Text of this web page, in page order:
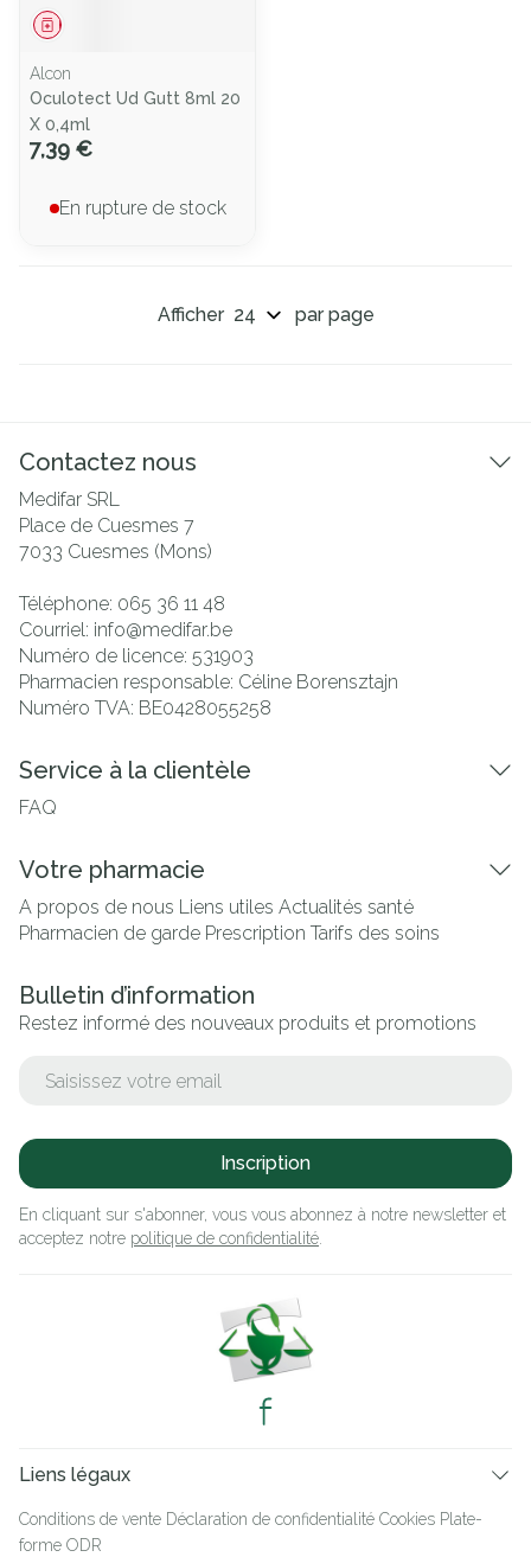
Médicament
Alcon
Oculotect Ud Gutt 8ml 20
X 0,4ml
7,39 €
En rupture de stock
Afficher par page
Contactez nous
Medifar SRL
Place de Cuesmes 7
7033 Cuesmes (Mons)
Téléphone: 065 36 11 48
Courriel: info@medifar.be
Numéro de licence: 531903
Pharmacien responsable: Céline Borensztajn
Numéro TVA: BE0428055258
Service à la clientèle
FAQ
Votre pharmacie
A propos de nous Liens utiles Actualités santé
Pharmacien de garde Prescription Tarifs des soins
Bulletin d’information
Restez informé des nouveaux produits et promotions
Inscription
En cliquant sur s'abonner, vous vous abonnez à notre newsletter et
acceptez notre politique de confidentialité
Liens légaux
Conditions de vente Déclaration de confidentialité Cookies Plate-
forme ODR